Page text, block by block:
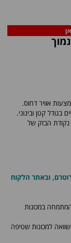
אוויר דחוס.
קטן ובינוני.
הבזק של
ובאתר הלקוח
במכונות
למכונות שטיפה